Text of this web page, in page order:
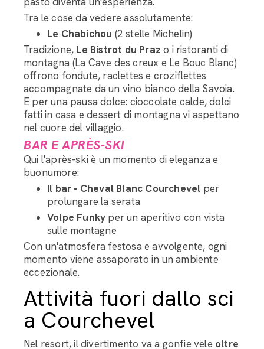
Tra le cose da vedere assolutamente:
Le Chabichou (2 stelle Michelin)
Tradizione, Le Bistrot du Praz o i ristoranti di
montagna (La Cave des creux e Le Bouc Blanc)
offrono fondute, raclettes e croziflettes
accompagnate da un vino bianco della Savoia.
E per una pausa dolce: cioccolate calde, dolci
fatti in casa e dessert di montagna vi aspettano
nel cuore del villaggio.
BAR E APRÈS-SKI
Qui l'après-ski è un momento di eleganza e
buonumore:
Il bar - Cheval Blanc Courchevel per
prolungare la serata
Volpe Funky per un aperitivo con vista
sulle montagne
Con un'atmosfera festosa e avvolgente, ogni
momento viene assaporato in un ambiente
eccezionale.
Attività fuori dallo sci
a Courchevel
Nel resort, il divertimento va a gonfie vele oltre